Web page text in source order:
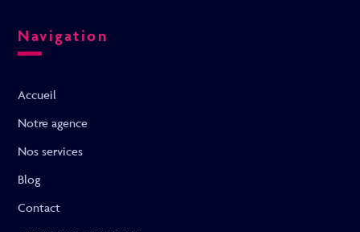
Navigation
Accueil
Notre agence
Nos services
Blog
Contact